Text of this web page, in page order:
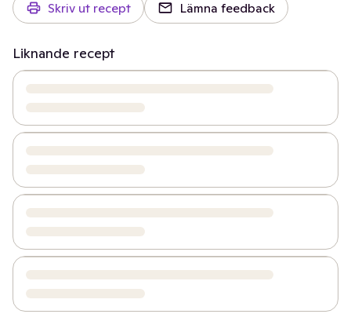
Skriv ut recept Lämna feedback
Liknande recept